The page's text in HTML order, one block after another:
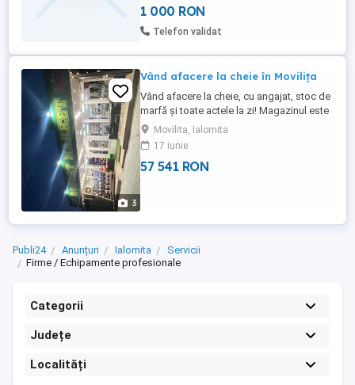
1 000 RON
Telefon validat
3
Vând afacere la cheie în Movilița
Vând afacere la cheie, cu angajat, stoc de
marfă și toate actele la zi! Magazinul este
situat pe DN, în comuna Movilița Ialomița,
calea București 107A, poziționat în centru
comunei, lângă primărie, școala, grădinița
și dispensarul comunei. Are 85
Movilita, Ialomita
17 iunie
57 541 RON
Publi24 Anunțuri Ialomita
Servicii
Firme / Echipamente profesionale
Categorii
Județe
Localități